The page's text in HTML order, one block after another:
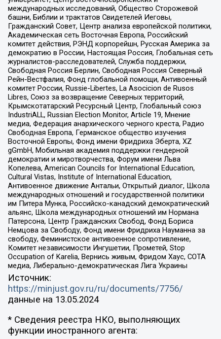
международных исследований, Общество Сторожевой
башни, Библии и трактатов Свидетелей Иеговы,
Гражданский Совет, Центр анализа европейской политики,
Академическая сеть Восточная Европа, Российский
комитет действия, РЭНД корпорейшн, Русская Америка за
демократию в России, Настоящая Россия, Глобальная сеть
журналистов-расследователей, Служба поддержки,
Свободная Россия Берлин, Свободная Россия Северный
Рейн-Вестфалия, Фонд глобальной помощи, Антивоенный
комитет России, Russie-Libertes, La Asocicion de Rusos
Libres, Союз за возвращение Северных территорий,
Крымскотатарский Ресурсный Центр, Глобальный союз
IndustriALL, Russian Election Monitor, Article 19, Мнение
медиа, Федерация анархического черного креста, Радио
Свободная Европа, Германское общество изучения
Восточной Европы, Фонд имени Фридриха Эберта, XZ
gGmbH, Мобильная академия поддержки гендерной
демократии и миротворчества, Форум имени Льва
Копелева, American Councils for International Education,
Cultural Vistas, Institute of International Education,
Антивоенное движение Антальи, Открытый диалог, Школа
международных отношений и государственной политики
им Питера Мунка, Российско-канадский демократический
альянс, Школа международных отношений им Нормана
Патерсона, Центр Гражданских Свобод, Фонд Бориса
Немцова за Свободу, Фонд имени Фридриха Науманна за
свободу, Феминистское антивоенное сопротивление,
Комитет независимости Ингушетии, Прометей, Stop
Occupation of Karelia, Вернись живым, Фридом Хаус, СОТА
медиа, Либерально-демократическая Лига Украины
Источник:
https://minjust.gov.ru/ru/documents/7756/
данные на 13.05.2024
* Сведения реестра НКО, выполняющих
функции иностранного агента: